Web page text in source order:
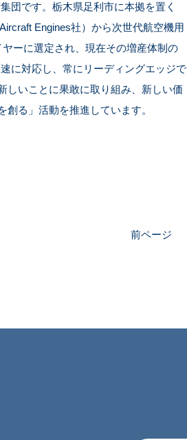
団です。栃木県足利市に本拠を置く
Engines社）から次世代航空機用
ーに選定され、現在その増産体制の
に対応し、常にリーディングエッジで
しいことに果敢に取り組み、新しい価
る」活動を推進しています。
前ページ